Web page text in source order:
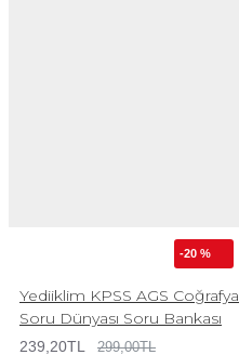
-20 %
Yediiklim KPSS AGS Coğrafya
Soru Dünyası Soru Bankası
239,20TL 299,00TL